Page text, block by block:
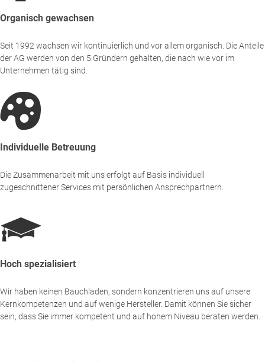
Organisch gewachsen
Seit 1992 wachsen wir kontinuierlich und vor allem organisch. Die Anteile
der AG werden von den 5 Gründern gehalten, die nach wie vor im
Unternehmen tätig sind.
Individuelle Betreuung
Die Zusammenarbeit mit uns erfolgt auf Basis individuell
zugeschnittener Services mit persönlichen Ansprechpartnern.
Hoch spezialisiert
Wir haben keinen Bauchladen, sondern konzentrieren uns auf unsere
Kernkompetenzen und auf wenige Hersteller. Damit können Sie sicher
sein, dass Sie immer kompetent und auf hohem Niveau beraten werden.